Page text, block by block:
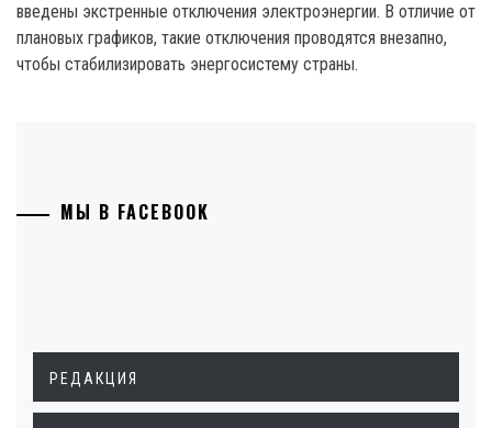
введены экстренные отключения электроэнергии. В отличие от
плановых графиков, такие отключения проводятся внезапно,
чтобы стабилизировать энергосистему страны.
МЫ В FACEBOOK
РЕДАКЦИЯ